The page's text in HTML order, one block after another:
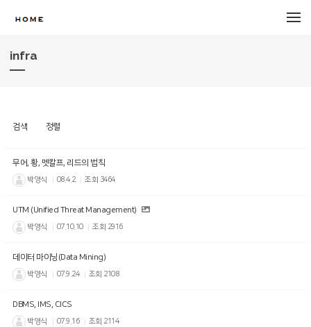
infra
검색 정렬
무어, 황, 멧칼프, 리드의 법칙
박영식 08.4.2 조회 3464
UTM (Unified Threat Management)
박영식 07.10.10 조회 2916
데이터 마이닝(Data Mining)
박영식 07.9.24 조회 2108
DBMS, IMS, CICS
박영식 07.9.16 조회 2114